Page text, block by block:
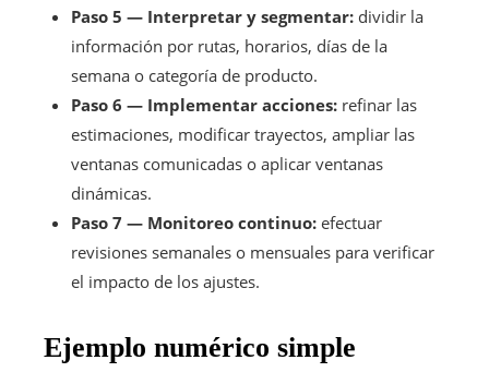
Paso 5 — Interpretar y segmentar: dividir la
información por rutas, horarios, días de la
semana o categoría de producto.
Paso 6 — Implementar acciones: refinar las
estimaciones, modificar trayectos, ampliar las
ventanas comunicadas o aplicar ventanas
dinámicas.
Paso 7 — Monitoreo continuo: efectuar
revisiones semanales o mensuales para verificar
el impacto de los ajustes.
Ejemplo numérico simple